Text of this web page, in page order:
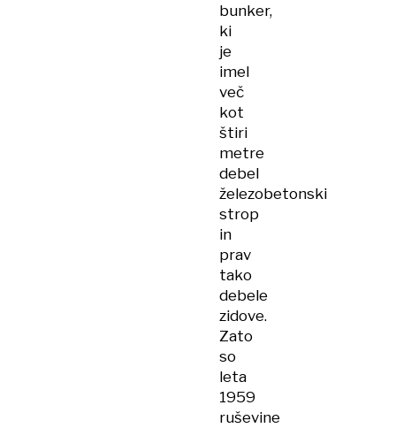
bunker,
ki
je
imel
več
kot
štiri
metre
debel
železobetonski
strop
in
prav
tako
debele
zidove.
Zato
so
leta
1959
ruševine